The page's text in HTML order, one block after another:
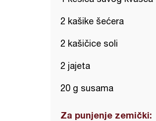
2 kašike šećera
2 kašičice soli
2 jajeta
20 g susama
Za punjenje zemički: